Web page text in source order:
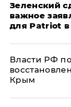
Зеленский
важное
для Patriot
Власти РФ
Крым